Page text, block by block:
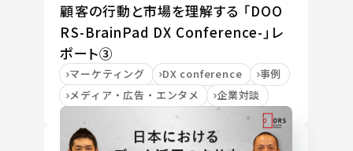
顧客の行動と市場を理解する 「DOO
RS-BrainPad DX Conference-」レ
ポート③
マーケティング DX conference
事例
メディア・広告・エンタメ
企業対談